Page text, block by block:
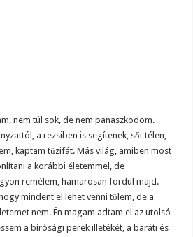
nem túl sok, de nem panaszkodom.
a rezsiben is segítenek, sőt télen,
kaptam tűzifát. Más világ, amiben most
a korábbi életemmel, de
remélem, hamarosan fordul majd.
mindent el lehet venni tőlem, de a
nem. Én magam adtam el az utolsó
a bírósági perek illetékét, a baráti és